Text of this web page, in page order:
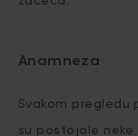
Anamneza
Svakom pregledu
su postojale